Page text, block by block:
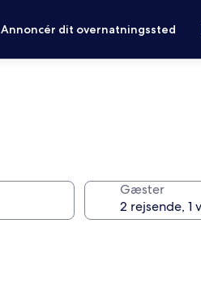
Annoncér dit overnatningssted
Gæster